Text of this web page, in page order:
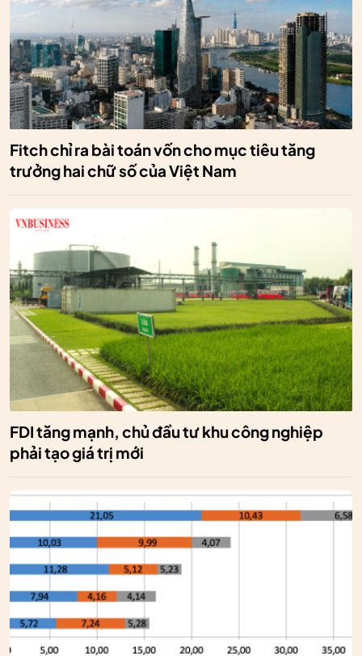
Fitch chỉ ra bài toán vốn cho mục tiêu tăng
trưởng hai chữ số của Việt Nam
FDI tăng mạnh, chủ đầu tư khu công nghiệp
phải tạo giá trị mới